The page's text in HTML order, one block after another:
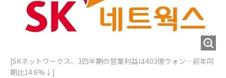
[SKネットワークス、3四半期の営業利益は403億ウォン…前年同
期比14.6%↓]